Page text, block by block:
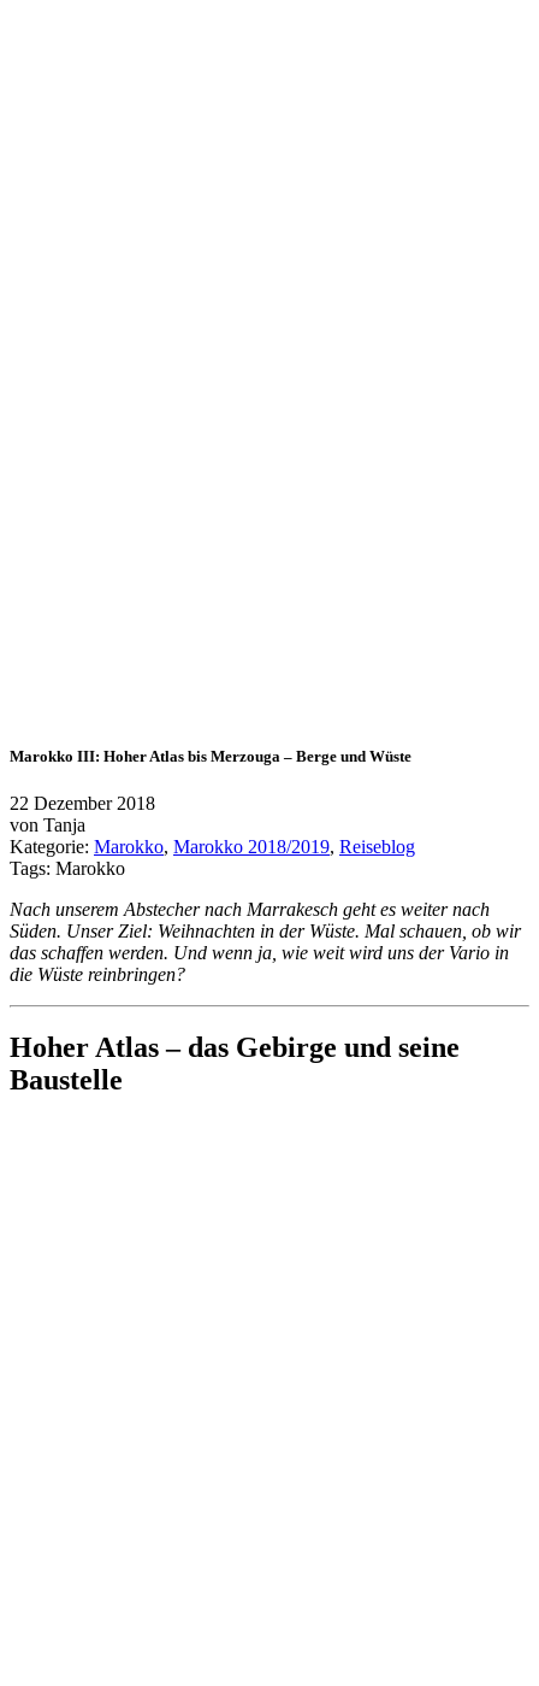
Marokko III: Hoher Atlas bis Merzouga – Berge und Wüste
22 Dezember 2018
von Tanja
Kategorie: Marokko, Marokko 2018/2019, Reiseblog
Tags: Marokko
Nach unserem Abstecher nach Marrakesch geht es weiter nach
Süden. Unser Ziel: Weihnachten in der Wüste. Mal schauen, ob wir
das schaffen werden. Und wenn ja, wie weit wird uns der Vario in
die Wüste reinbringen?
Hoher Atlas – das Gebirge und seine
Baustelle